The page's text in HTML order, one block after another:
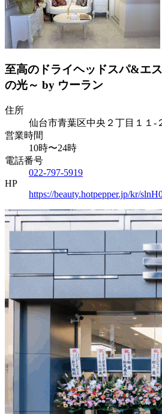
至高のドライヘッドスパ&エ
の光～ by ウーラン
住所
仙台市青葉区中央２丁目１１-
営業時間
10時〜24時
電話番号
022-797-5919
HP
https://beauty.hotpepper.jp/kr/